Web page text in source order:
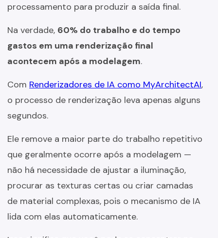
processamento para produzir a saída final.
Na verdade, 60% do trabalho e do tempo
gastos em uma renderização final
acontecem após a modelagem.
Com Renderizadores de IA como MyArchitectAI,
o processo de renderização leva apenas alguns
segundos.
Ele remove a maior parte do trabalho repetitivo
que geralmente ocorre após a modelagem —
não há necessidade de ajustar a iluminação,
procurar as texturas certas ou criar camadas
de material complexas, pois o mecanismo de IA
lida com elas automaticamente.